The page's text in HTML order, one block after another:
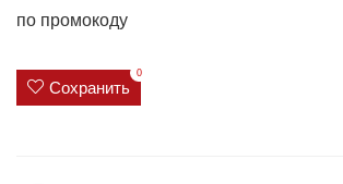
по промокоду
Сохранить
0